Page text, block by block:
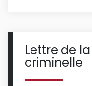
Lettre de
criminelle